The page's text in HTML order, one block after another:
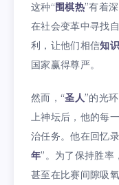
这种“围棋热”有着
在社会变革中寻找
利，让他们相信知
国家赢得尊严。
然而，“圣人”的光
上神坛后，他的每
治任务。他在回忆
年”。为了保持胜率
甚至在比赛间隙吸